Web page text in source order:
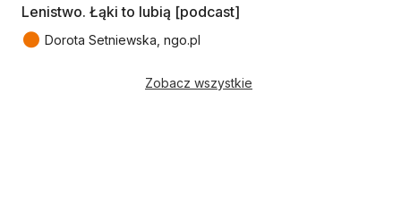
Lenistwo. Łąki to lubią [podcast]
● Dorota Setniewska, ngo.pl
Zobacz wszystkie